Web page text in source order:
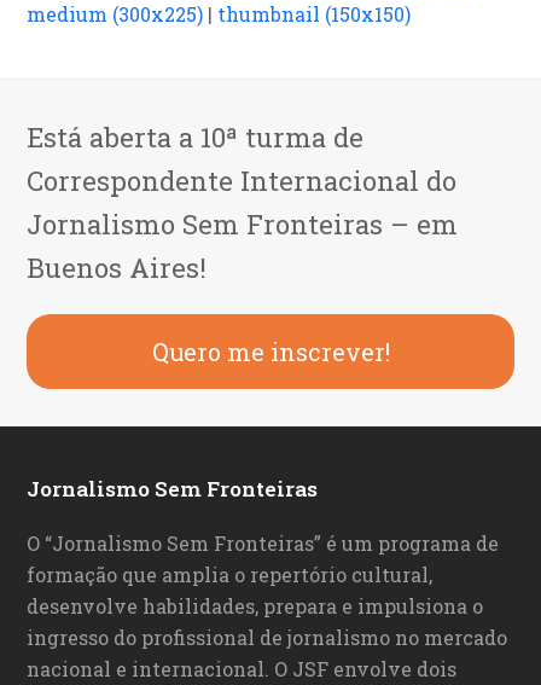
medium (300x225) | thumbnail (150x150)
Está aberta a 10ª turma de
Correspondente Internacional do
Jornalismo Sem Fronteiras – em
Buenos Aires!
Quero me inscrever!
Jornalismo Sem Fronteiras
O “Jornalismo Sem Fronteiras” é um programa de
formação que amplia o repertório cultural,
desenvolve habilidades, prepara e impulsiona o
ingresso do profissional de jornalismo no mercado
nacional e internacional. O JSF envolve dois